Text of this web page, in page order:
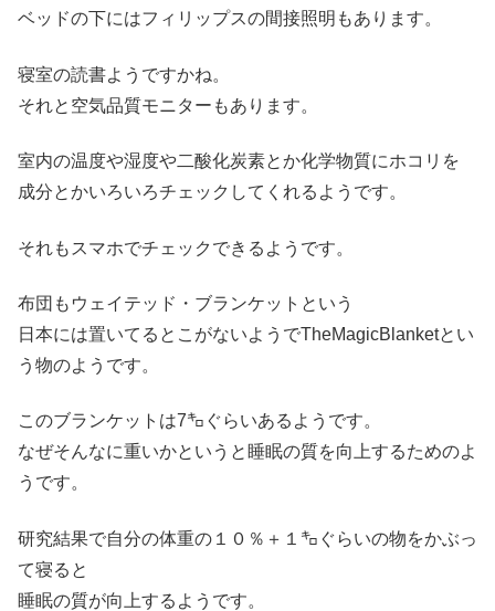
ベッドの下にはフィリップスの間接照明もあります。
寝室の読書ようですかね。
それと空気品質モニターもあります。
室内の温度や湿度や二酸化炭素とか化学物質にホコリを
成分とかいろいろチェックしてくれるようです。
それもスマホでチェックできるようです。
布団もウェイテッド・ブランケットという
日本には置いてるとこがないようでTheMagicBlanketとい
う物のようです。
このブランケットは7㌔ぐらいあるようです。
なぜそんなに重いかというと睡眠の質を向上するためのよ
うです。
研究結果で自分の体重の１０％＋１㌔ぐらいの物をかぶっ
て寝ると
睡眠の質が向上するようです。